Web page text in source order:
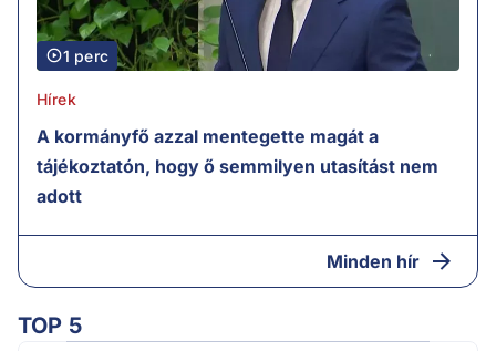
1 perc
Hírek
A kormányfő azzal mentegette magát a
tájékoztatón, hogy ő semmilyen utasítást nem
adott
Minden hír
TOP 5